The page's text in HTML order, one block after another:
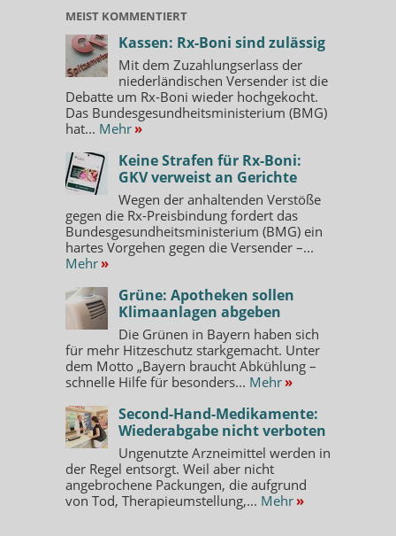
MEIST KOMMENTIERT
Kassen: Rx-Boni sind zulässig
Mit dem Zuzahlungserlass der
niederländischen Versender ist die
Debatte um Rx-Boni wieder hochgekocht.
Das Bundesgesundheitsministerium (BMG)
hat... Mehr »
Keine Strafen für Rx-Boni:
GKV verweist an Gerichte
Wegen der anhaltenden Verstöße
gegen die Rx-Preisbindung fordert das
Bundesgesundheitsministerium (BMG) ein
hartes Vorgehen gegen die Versender –...
Mehr »
Grüne: Apotheken sollen
Klimaanlagen abgeben
Die Grünen in Bayern haben sich
für mehr Hitzeschutz starkgemacht. Unter
dem Motto „Bayern braucht Abkühlung –
schnelle Hilfe für besonders... Mehr »
Second-Hand-Medikamente:
Wiederabgabe nicht verboten
Ungenutzte Arzneimittel werden in
der Regel entsorgt. Weil aber nicht
angebrochene Packungen, die aufgrund
von Tod, Therapieumstellung,... Mehr »